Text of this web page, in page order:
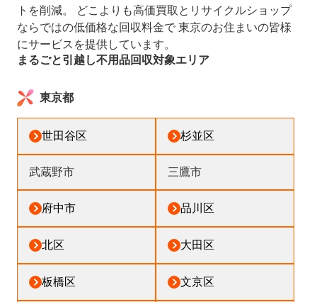
トを削減。 どこよりも高価買取とリサイクルショップ
ならではの低価格な回収料金で 東京のお住まいの皆様
にサービスを提供しています。
まるごと引越し不用品回収対象エリア
東京都
世田谷区 杉並区
武蔵野市 三鷹市
府中市 品川区
北区 大田区
板橋区 文京区